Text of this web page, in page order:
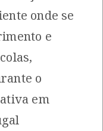
pallasiana
por: Nicole
onde se
e
o
em